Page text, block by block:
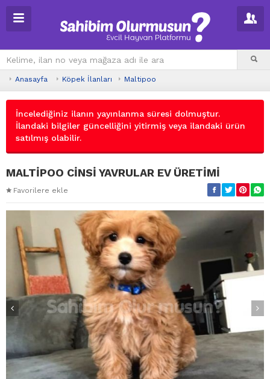
Anasayfa Köpek İlanları Maltipoo
İncelediğiniz ilanın yayınlanma süresi dolmuştur.
İlandaki bilgiler güncelliğini yitirmiş veya ilandaki ürün
satılmış olabilir.
MALTİPOO CİNSİ YAVRULAR EV ÜRETİMİ
Favorilere ekle